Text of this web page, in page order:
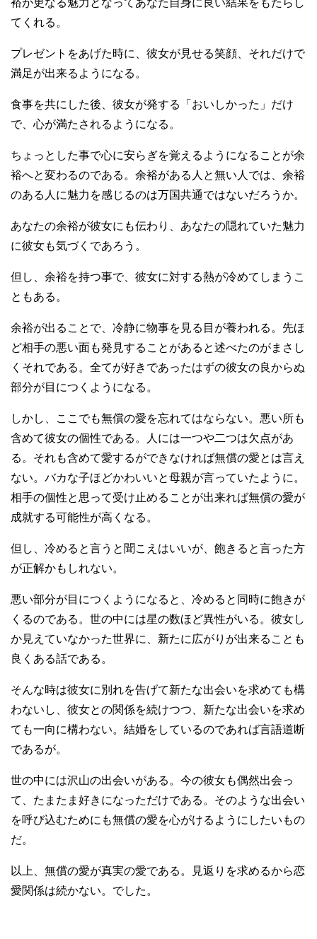
てくれる。
プレゼントをあげた時に、彼女が見せる笑顔、それだけで
満足が出来るようになる。
食事を共にした後、彼女が発する「おいしかった」だけ
で、心が満たされるようになる。
ちょっとした事で心に安らぎを覚えるようになることが余
裕へと変わるのである。余裕がある人と無い人では、余裕
のある人に魅力を感じるのは万国共通ではないだろうか。
あなたの余裕が彼女にも伝わり、あなたの隠れていた魅力
に彼女も気づくであろう。
但し、余裕を持つ事で、彼女に対する熱が冷めてしまうこ
ともある。
余裕が出ることで、冷静に物事を見る目が養われる。先ほ
ど相手の悪い面も発見することがあると述べたのがまさし
くそれである。全てが好きであったはずの彼女の良からぬ
部分が目につくようになる。
しかし、ここでも無償の愛を忘れてはならない。悪い所も
含めて彼女の個性である。人には一つや二つは欠点があ
る。それも含めて愛するができなければ無償の愛とは言え
ない。バカな子ほどかわいいと母親が言っていたように。
相手の個性と思って受け止めることが出来れば無償の愛が
成就する可能性が高くなる。
但し、冷めると言うと聞こえはいいが、飽きると言った方
が正解かもしれない。
悪い部分が目につくようになると、冷めると同時に飽きが
くるのである。世の中には星の数ほど異性がいる。彼女し
か見えていなかった世界に、新たに広がりが出来ることも
良くある話である。
そんな時は彼女に別れを告げて新たな出会いを求めても構
わないし、彼女との関係を続けつつ、新たな出会いを求め
ても一向に構わない。結婚をしているのであれば言語道断
であるが。
世の中には沢山の出会いがある。今の彼女も偶然出会っ
て、たまたま好きになっただけである。そのような出会い
を呼び込むためにも無償の愛を心がけるようにしたいもの
だ。
以上、無償の愛が真実の愛である。見返りを求めるから恋
愛関係は続かない。でした。